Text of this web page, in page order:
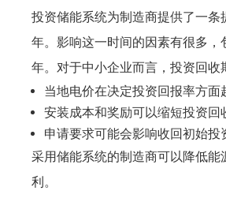
投资储能系统为制造商提供了一
年。影响这一时间的因素有很多
年。对于中小企业而言，投资回收
当地电价在决定投资回报率方面
安装成本和奖励可以缩短投资回
申请要求可能会影响收回初始投
采用储能系统的制造商可以降低
利。